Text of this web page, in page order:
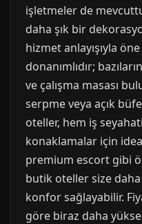
işletmeler de
daha şık bir
hizmet anlayışıyla
donanımlıdır;
ve çalışma masası
serpme veya açık
oteller, hem iş
konaklamalar için
premium escort gibi
butik oteller size
konfor sağlayabilir.
göre biraz daha